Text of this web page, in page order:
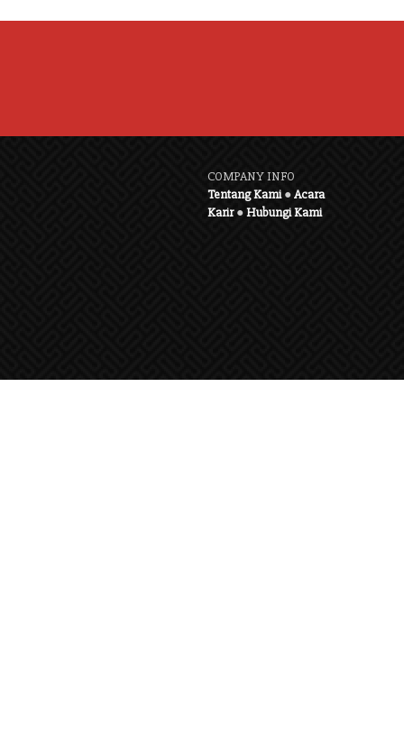
COMPANY INFO
Tentang Kami●Acara
Karir●Hubungi Kami